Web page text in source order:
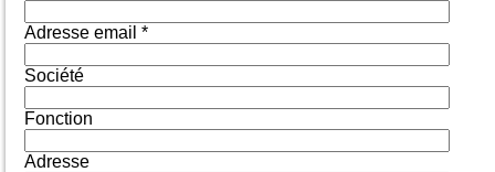
Adresse email *
Société
Fonction
Adresse